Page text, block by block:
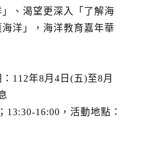
、渴望更深入「了解海
洋」，海洋教育嘉年華
112年8月4日(五)至8月
13:30-16:00，活動地點：